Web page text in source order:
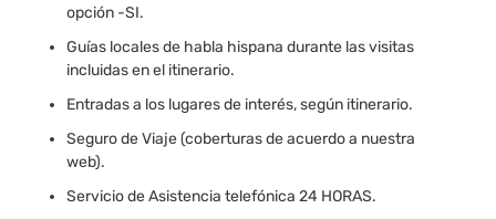
opción -SI.
Guías locales de habla hispana durante las visitas
incluidas en el itinerario.
Entradas a los lugares de interés, según itinerario.
Seguro de Viaje (coberturas de acuerdo a nuestra
web).
Servicio de Asistencia telefónica 24 HORAS.